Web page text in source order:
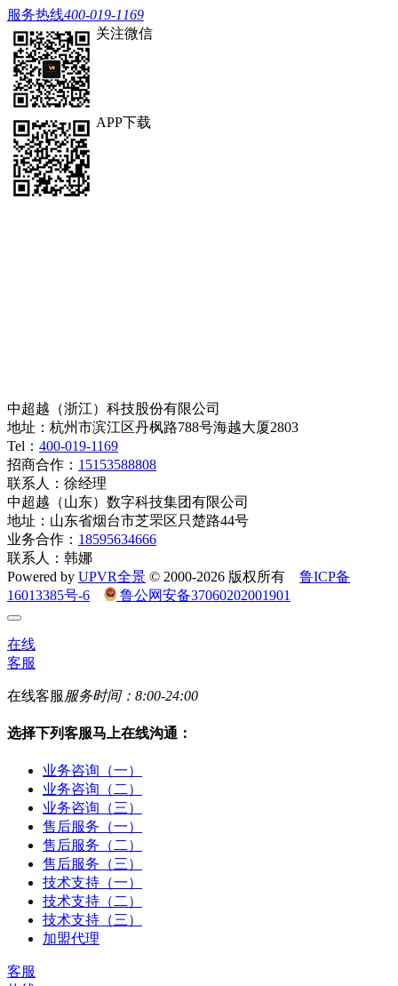
服务热线400-019-1169
关注微信
APP下载
中超越（浙江）科技股份有限公司
地址：杭州市滨江区丹枫路788号海越大厦2803
Tel： 400-019-1169
招商合作： 15153588808
联系人：徐经理
中超越（山东）数字科技集团有限公司
地址：山东省烟台市芝罘区只楚路44号
业务合作： 18595634666
联系人：韩娜
Powered by UPVR全景 © 2000-2026 版权所有 鲁ICP备
16013385号-6
鲁公网安备37060202001901
在线
客服
在线客服 服务时间：8:00-24:00
选择下列客服马上在线沟通：
业务咨询（一）
业务咨询（二）
业务咨询（三）
售后服务（一）
售后服务（二）
售后服务（三）
技术支持（一）
技术支持（二）
技术支持（三）
加盟代理
客服